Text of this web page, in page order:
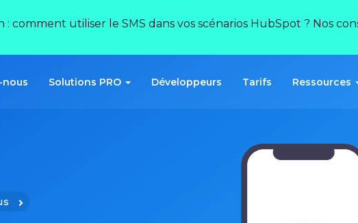
comment utiliser le SMS dans vos scénarios HubSpot ? Nos
nous Solutions PRO Développeurs Tarifs Ressources